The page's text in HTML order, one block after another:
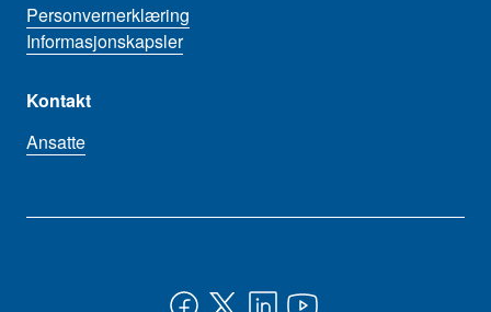
Personvernerklæring
Informasjonskapsler
Kontakt
Ansatte